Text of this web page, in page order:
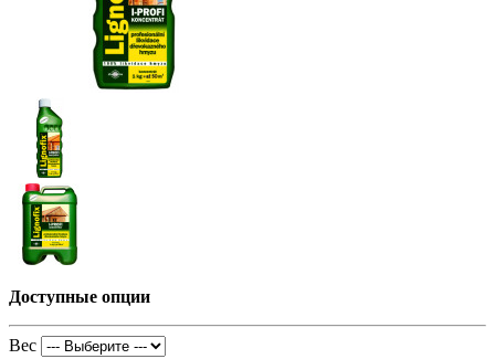
Доступные опции
Вес